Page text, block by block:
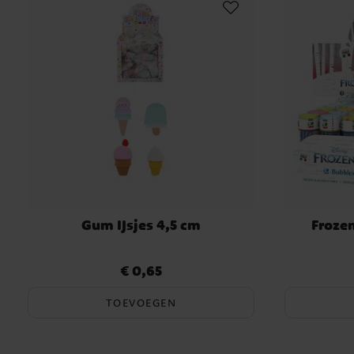
Gum IJsjes 4,5 cm
Prijs:€ 0,65
€ 0,65
TOEVOEGEN